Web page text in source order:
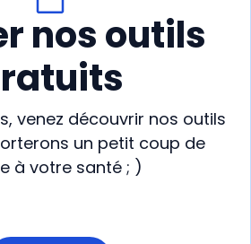
nos outils
venez découvrir nos outils
un petit coup de
à votre santé ; )